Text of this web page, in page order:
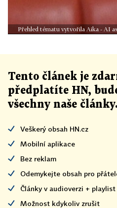
Přehled tématu vytvořila Aika - AI
Tento článek je
předplatíte HN,
všechny naše články.
Veškerý obsah HN.cz
Mobilní aplikace
Bez reklam
Odemykejte obsah pro
Články v audioverzi + playlist
Možnost kdykoliv zrušit